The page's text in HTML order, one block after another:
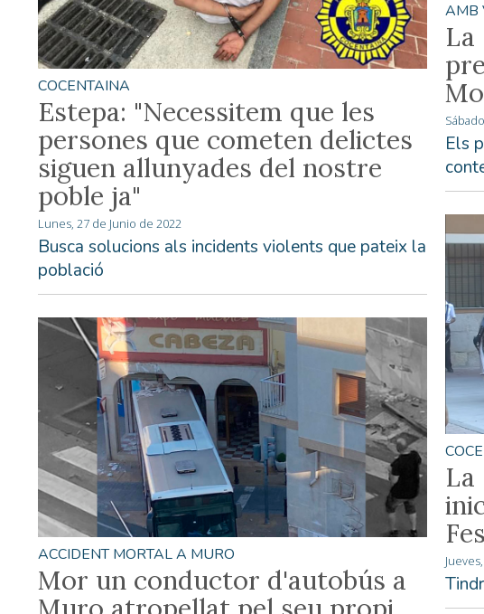
COCENTAINA
Estepa: "Necessitem que les
persones que cometen delictes
siguen allunyades del nostre
poble ja"
Lunes, 27 de Junio de 2022
Busca solucions als incidents violents que pateix la
població
ACCIDENT MORTAL A MURO
Mor un conductor d'autobús a
AMB
La
Els
La